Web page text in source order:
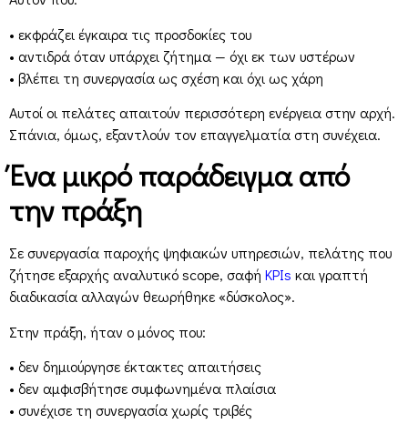
• εκφράζει έγκαιρα τις προσδοκίες του
• αντιδρά όταν υπάρχει ζήτημα — όχι εκ των υστέρων
• βλέπει τη συνεργασία ως σχέση και όχι ως χάρη
Αυτοί οι πελάτες απαιτούν περισσότερη ενέργεια στην αρχή.
Σπάνια, όμως, εξαντλούν τον επαγγελματία στη συνέχεια.
Ένα μικρό παράδειγμα από
την πράξη
Σε συνεργασία παροχής ψηφιακών υπηρεσιών, πελάτης που
ζήτησε εξαρχής αναλυτικό scope, σαφή KPIs και γραπτή
διαδικασία αλλαγών θεωρήθηκε «δύσκολος».
Στην πράξη, ήταν ο μόνος που:
• δεν δημιούργησε έκτακτες απαιτήσεις
• δεν αμφισβήτησε συμφωνημένα πλαίσια
• συνέχισε τη συνεργασία χωρίς τριβές